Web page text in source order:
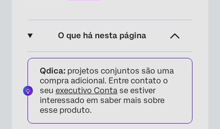
O que há nesta página
Compreensão de Característica e níveis
Quantos recursos devo oferecer? Quantos
níveis?
Perguntas frequentes
Qdica: projetos conjuntos são uma
compra adicional. Entre contato o
seu executivo Conta se estiver
interessado em saber mais sobre
esse produto.